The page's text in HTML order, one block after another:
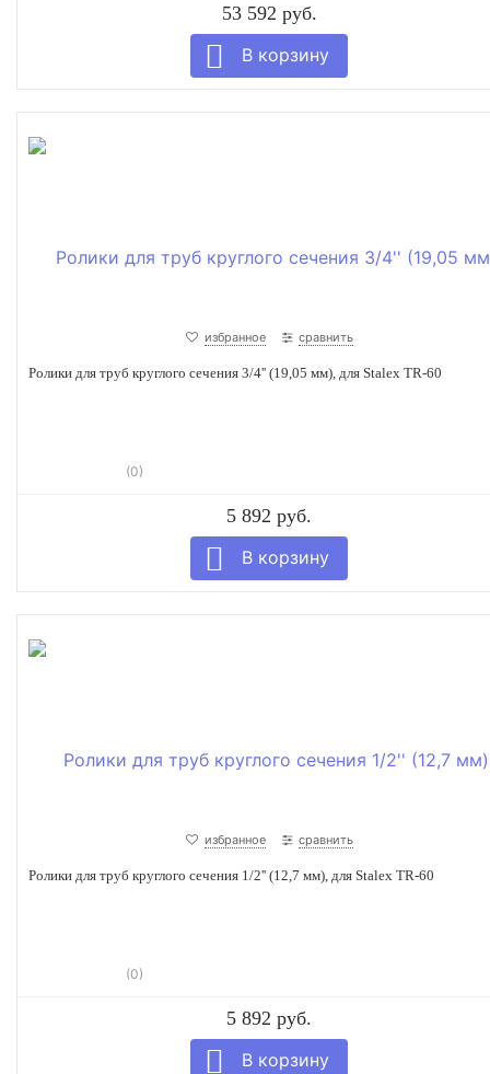
53 592 руб.
избранное сравнить
Ролики для труб круглого сечения 3/4'' (19,05 мм), для Stalex TR-60
(0)
5 892 руб.
избранное сравнить
Ролики для труб круглого сечения 1/2'' (12,7 мм), для Stalex TR-60
(0)
5 892 руб.